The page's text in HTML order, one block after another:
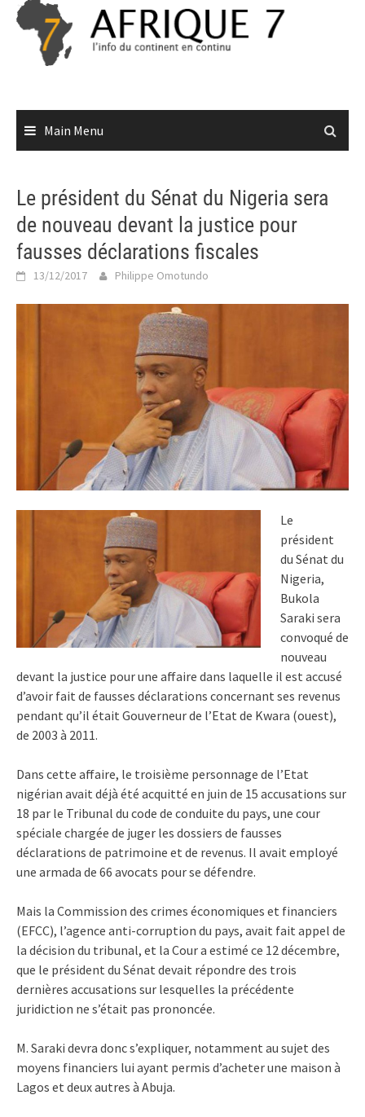
Skip
content
Main Menu
Le président du Sénat du Nigeria sera
de nouveau devant la justice pour
fausses déclarations fiscales
13/12/2017 Philippe Omotundo
Le
président
du Sénat du
Nigeria,
Bukola
Saraki sera
convoqué de
nouveau
devant la justice pour une affaire dans laquelle il est accusé
d’avoir fait de fausses déclarations concernant ses revenus
pendant qu’il était Gouverneur de l’Etat de Kwara (ouest),
de 2003 à 2011.
Dans cette affaire, le troisième personnage de l’Etat
nigérian avait déjà été acquitté en juin de 15 accusations sur
18 par le Tribunal du code de conduite du pays, une cour
spéciale chargée de juger les dossiers de fausses
déclarations de patrimoine et de revenus. Il avait employé
une armada de 66 avocats pour se défendre.
Mais la Commission des crimes économiques et financiers
(EFCC), l’agence anti-corruption du pays, avait fait appel de
la décision du tribunal, et la Cour a estimé ce 12 décembre,
que le président du Sénat devait répondre des trois
dernières accusations sur lesquelles la précédente
juridiction ne s’était pas prononcée.
M. Saraki devra donc s’expliquer, notamment au sujet des
moyens financiers lui ayant permis d’acheter une maison à
Lagos et deux autres à Abuja.